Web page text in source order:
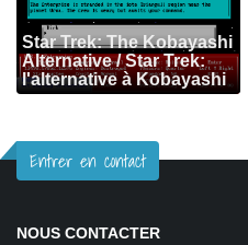
Star Trek: The Kobayashi
Alternative / Star Trek:
l'alternative à Kobayashi
Entrer en contact
NOUS CONTACTER